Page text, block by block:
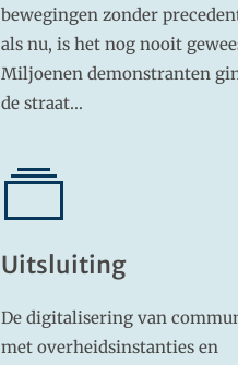
bewegingen zonder
als nu, is het nog nooit
Miljoenen demonstranten
de straat…
Uitsluiting
De digitalisering van
met overheidsinstanties en